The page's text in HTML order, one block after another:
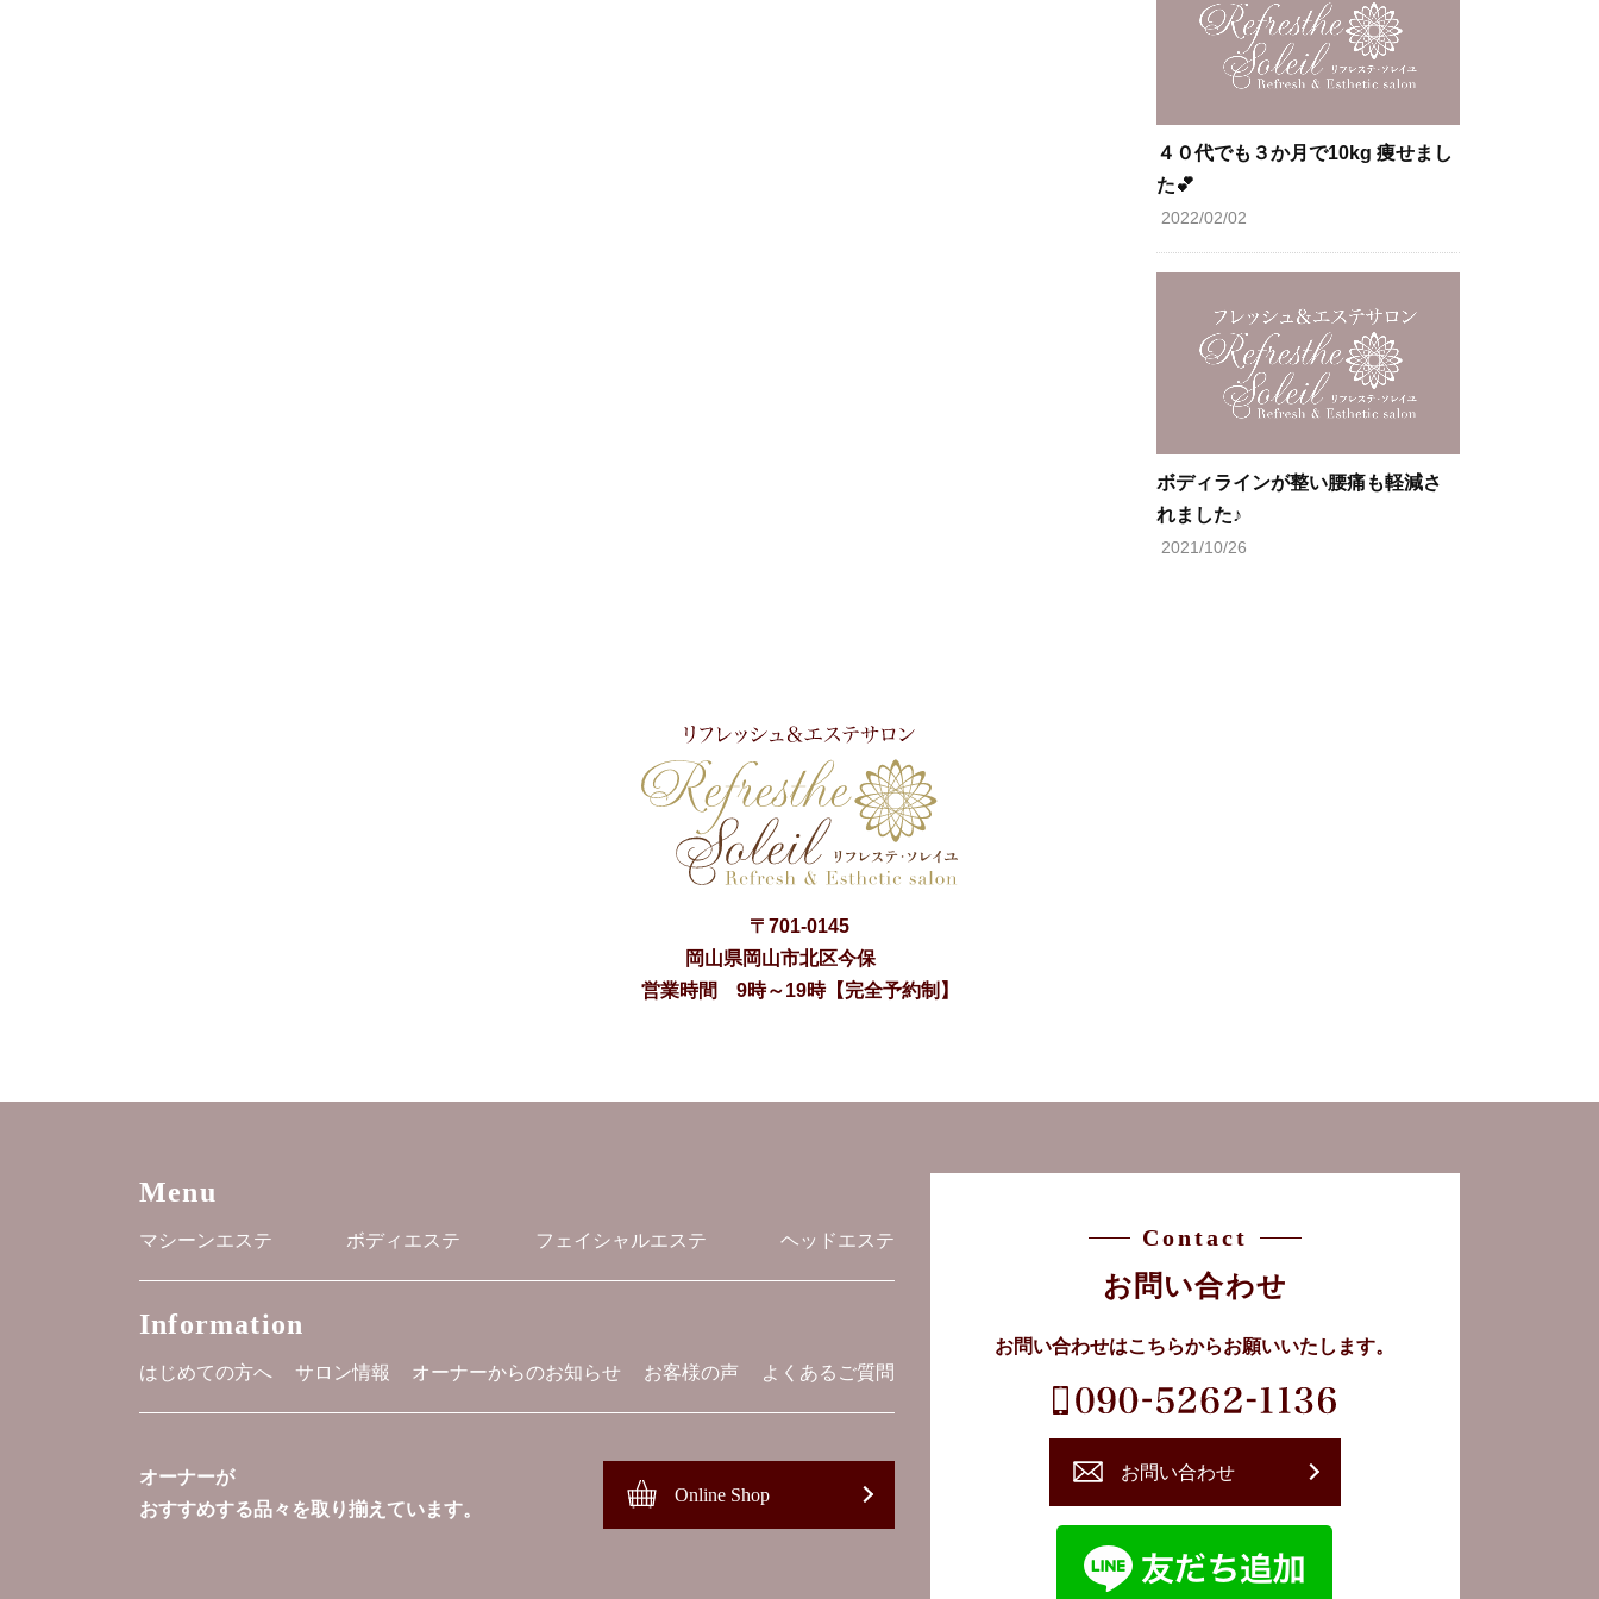
４０代でも３か月で10kg 痩せまし
た💕
2022/02/02
ボディラインが整い腰痛も軽減さ
れました♪
2021/10/26
〒 701-0145
岡山県岡山市北区今保
営業時間 9時～19時【完全予約制】
Contact
お問い合わせ
お問い合わせはこちらからお願いいたします。
お問い合わせ
Menu
マシーンエステ ボディエステ フェイシャルエステ ヘッドエステ
Information
はじめての方へ サロン情報 オーナーからのお知らせ お客様の声 よくあるご質問
オーナーが
おすすめする品々を取り揃えています。
Online Shop